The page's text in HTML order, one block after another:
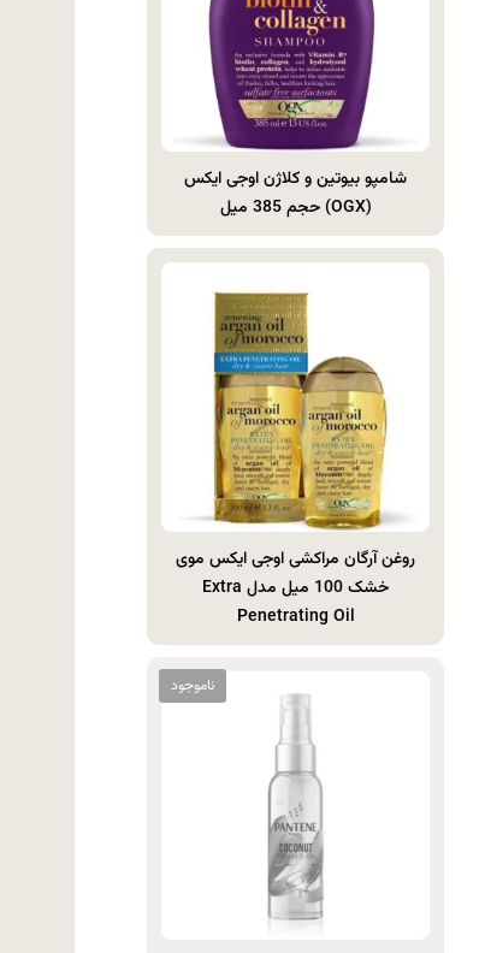
شامپو بیوتین و کلاژن اوجی ایکس
(OGX) حجم 385 میل
روغن آرگان مراکشی اوجی ایکس موی
خشک 100 میل مدل Extra
Penetrating Oil